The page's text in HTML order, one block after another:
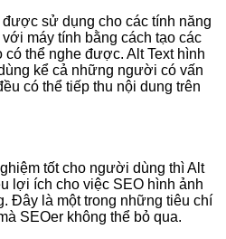
sử dụng cho các tính năng
máy tính bằng cách tạo các
có thể nghe được. Alt Text hình
kể cả những người có vấn
có thể tiếp thu nội dung trên
tốt cho người dùng thì Alt
lợi ích cho việc SEO hình ảnh
Đây là một trong những tiêu chí
SEOer không thể bỏ qua.